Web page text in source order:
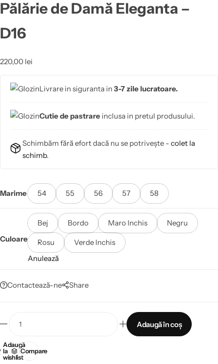
Pălărie de Damă Eleganta –
D16
220,00 lei
Livrare in siguranta in 3-7 zile lucratoare.
Cutie de pastrare inclusa in pretul produsului.
Schimbăm fără efort dacă nu se potrivește - colet la
schimb.
Marime 54 55 56 57 58
Culoare
Bej Bordo Maro Inchis Negru
Rosu
Verde Inchis
Anulează
Contactează-ne Share
Adaugă în coș
Adaugă
la
wishlist
Compare